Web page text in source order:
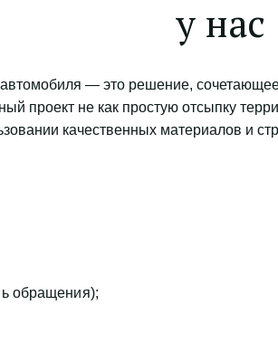
у нас
— это решение,
проект не как простую отсыпку
качественных материалов и
обращения);